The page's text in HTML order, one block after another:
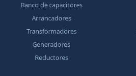
Banco de capacitores
Arrancadores
Transformadores
Generadores
Reductores